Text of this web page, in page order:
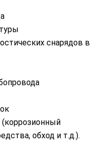
снарядов в
(коррозионный
обход и т.д.).